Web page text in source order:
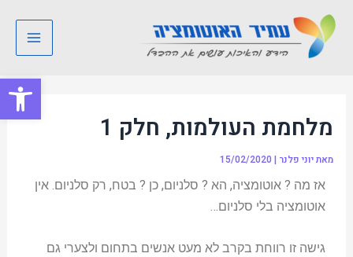
פתח
דילוג
לתוכן
Main
מלחמת העולמות, חלק 1
מאתיוני פלנר|
15/02/2020
אז מה ? אוטומציה, הא ? סלניום, כן ? בטח, רק סלניום. אין
אוטומציה בלי סלניום…
גישה זו רווחת בקרב לא מעט אנשים בתחום ולצערי גם
Post
navigation